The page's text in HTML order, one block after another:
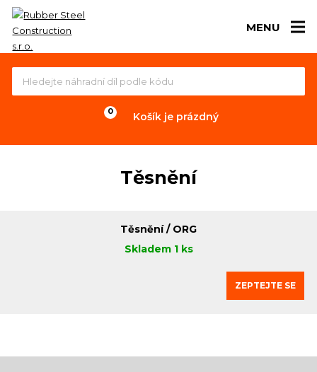
MENU
Košík je prázdný
Těsnění
Těsnění / ORG
Skladem 1 ks
ZEPTEJTE SE